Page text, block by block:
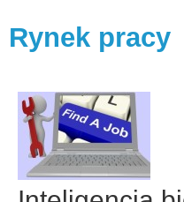
Rynek pracy